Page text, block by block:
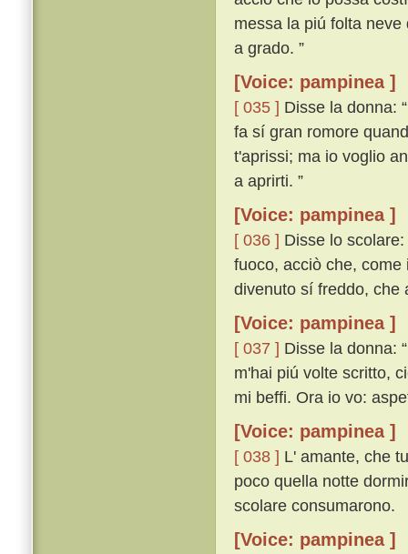
messa la piú folta
a grado. ”
[Voice: pampinea ]
[ 035 ] Disse la donna:
fa sí gran romore
t'aprissi; ma io voglio
a aprirti. ”
[Voice: pampinea ]
[ 036 ] Disse lo
fuoco, acciò che,
divenuto sí freddo, che
[Voice: pampinea ]
[ 037 ] Disse la donna:
m'hai piú volte scritto,
mi beffi. Ora io vo:
[Voice: pampinea ]
[ 038 ] L' amante, che
poco quella notte
scolare consumarono.
[Voice: pampinea ]